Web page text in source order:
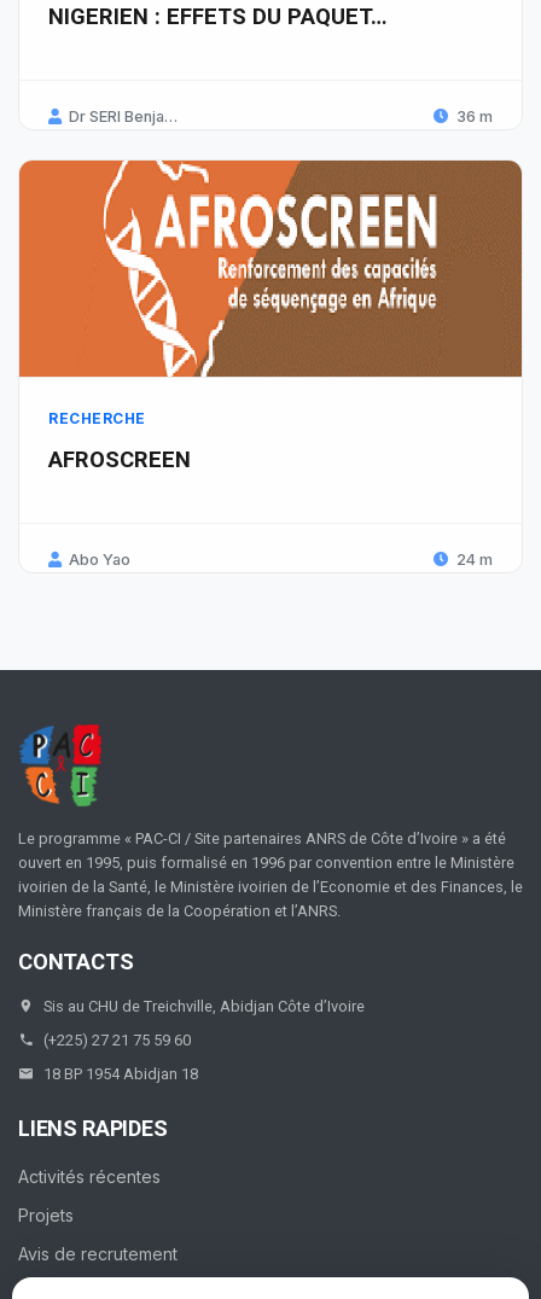
NIGERIEN : EFFETS DU PAQUET…
Dr SERI Benjamin Landry 36 m
RECHERCHE
AFROSCREEN
Abo Yao 24 m
Le programme « PAC-CI / Site partenaires ANRS de Côte d’Ivoire » a été
ouvert en 1995, puis formalisé en 1996 par convention entre le Ministère
ivoirien de la Santé, le Ministère ivoirien de l’Economie et des Finances, le
Ministère français de la Coopération et l’ANRS.
CONTACTS
Sis au CHU de Treichville, Abidjan Côte d’Ivoire
(+225) 27 21 75 59 60
18 BP 1954 Abidjan 18
LIENS RAPIDES
Activités récentes
Projets
Avis de recrutement